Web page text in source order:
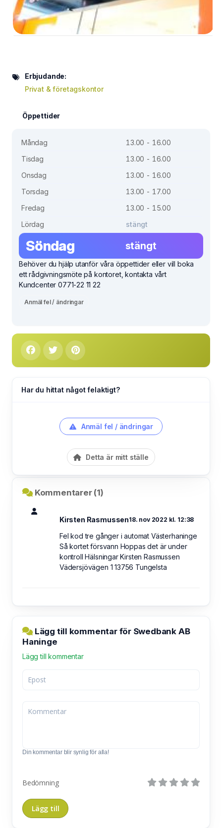
Erbjudande:
Privat & företagskontor
Öppettider
Måndag
13.00 - 16.00
Tisdag
13.00 - 16.00
Onsdag
13.00 - 16.00
Torsdag
13.00 - 17.00
Fredag
13.00 - 15.00
Lördag
stängt
Söndag stängt
Behöver du hjälp utanför våra öppettider eller vill boka
ett rådgivningsmöte på kontoret, kontakta vårt
Kundcenter 0771-22 11 22
Anmäl fel / ändringar
Har du hittat något felaktigt?
Anmäl fel / ändringar
Detta är mitt ställe
Kommentarer (1)
Kirsten Rasmussen18. nov 2022 kl. 12:38
Fel kod tre gånger i automat Västerhaninge
Så kortet försvann Hoppas det är under
kontroll Hälsningar Kirsten Rasmussen
Vädersjövägen 1 13756 Tungelsta
Lägg till kommentar för Swedbank AB
Haninge
Lägg till kommentar
Din kommentar blir synlig för alla!
Bedömning